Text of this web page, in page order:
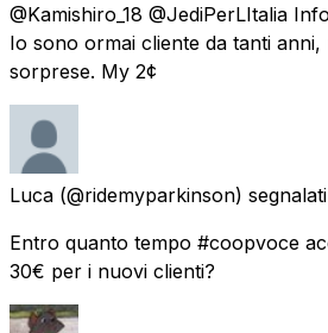
@Kamishiro_18 @JediPerLItalia
Io sono ormai cliente da tanti
sorprese. My 2¢
Luca (@ridemyparkinson) segnalati
Entro quanto tempo #coopvoce
30€ per i nuovi clienti?